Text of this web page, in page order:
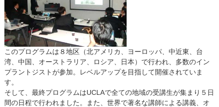
このプログラムは８地区（北アメリカ、ヨーロッパ、中近東、台
湾、中国、オーストラリア、ロシア、日本）で行われ、多数のイン
プラントジストが参加。レベルアップを目指して開催されていま
す。
そして、最終プログラムはUCLAで全ての地域の受講生が集まり５日
間の日程で行われました。また、世界で著名な講師による講義、オ